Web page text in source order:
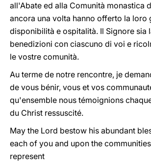
all'Abate ed alla Comunità monastica
ancora una volta hanno offerto la loro
disponibilità e ospitalità. Il Signore sia
benedizioni con ciascuno di voi e
le vostre comunità.
Au terme de notre rencontre, je
de vous bénir, vous et vos
qu'ensemble nous témoignions
du Christ ressuscité.
May the Lord bestow his abundant
each of you and upon the
represent